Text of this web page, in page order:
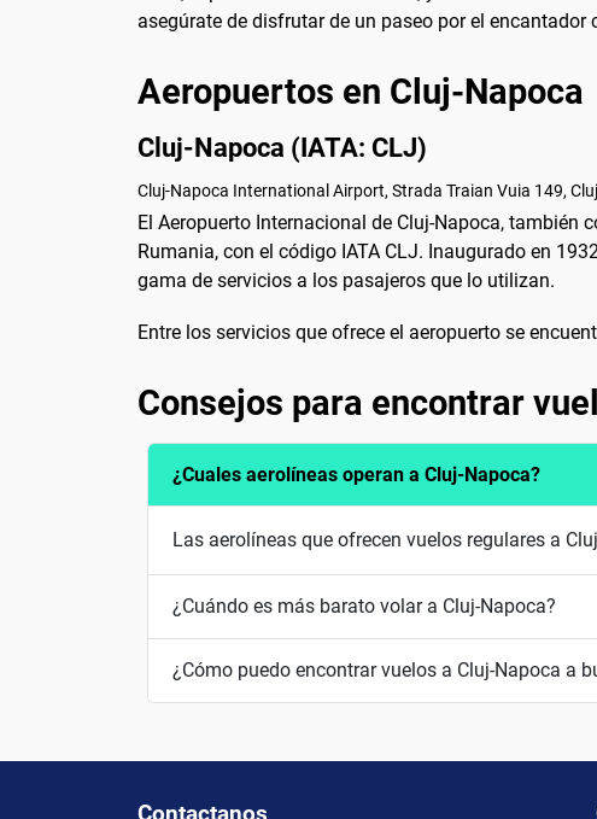
asegúrate de disfrutar de un paseo por el encantador
Aeropuertos en Cluj-Napoca
Cluj-Napoca (IATA: CLJ)
Cluj-Napoca International Airport, Strada Traian Vuia 149,
El Aeropuerto Internacional de Cluj-Napoca, también
Rumania, con el código IATA CLJ. Inaugurado en
gama de servicios a los pasajeros que lo utilizan.
Entre los servicios que ofrece el aeropuerto se
Consejos para encontrar
¿Cuales aerolíneas operan a Cluj-Napoca?
Las aerolíneas que ofrecen vuelos regulares a
¿Cuándo es más barato volar a Cluj-Napoca?
¿Cómo puedo encontrar vuelos a Cluj-Napoca a
Contactanos